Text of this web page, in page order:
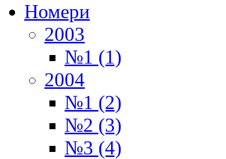
Номери
2003
№1 (1)
2004
№1 (2)
№2 (3)
№3 (4)